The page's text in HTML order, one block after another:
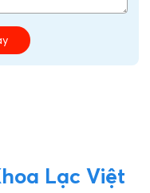
Lạc Việt